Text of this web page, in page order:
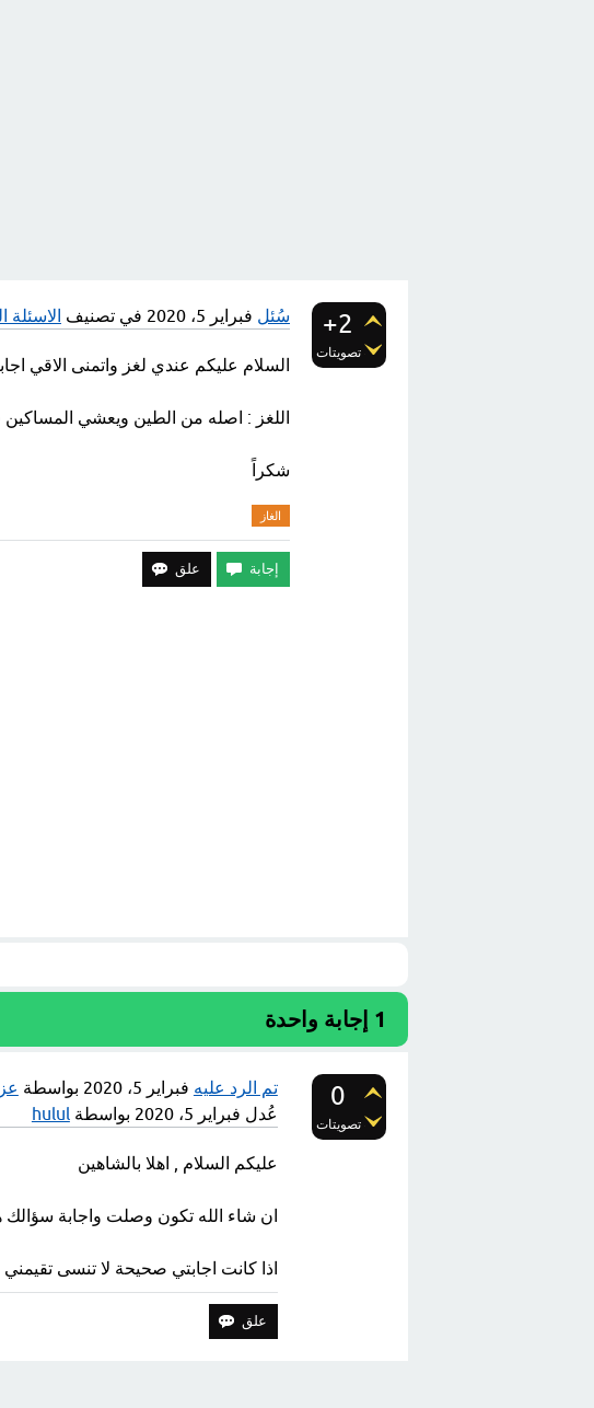
+2
تصويتات
سُئل فبراير 5، 2020 في تصنيف الاسئلة
السلام عليكم عندي لغز واتمنى الاقي
اللغز : اصله من الطين ويعشي المساكين
شكراً
الغاز
1 إجابة واحدة
0
تصويتات
تم الرد عليه فبراير 5، 2020 بواسطة
عُدل فبراير 5، 2020 بواسطةhulul
عليكم السلام , اهلا بالشاهين
ان شاء الله تكون وصلت واجابة سؤالك
اذا كانت اجابتي صحيحة لا تنسى تقيمني